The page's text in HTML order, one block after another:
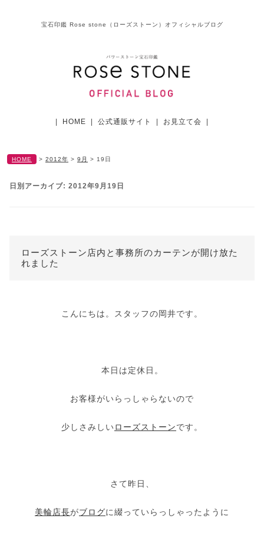
宝石印鑑 Rose stone（ローズストーン）オフィシャルブログ
HOME 公式通販サイト お見立て会
HOME > 2012年 > 9月 > 19日
日別アーカイブ: 2012年9月19日
ローズストーン店内と事務所のカーテンが開け放た
れました
こんにちは。スタッフの岡井です。
本日は定休日。
お客様がいらっしゃらないので
少しさみしいローズストーンです。
さて昨日、
美輪店長がブログに綴っていらっしゃったように